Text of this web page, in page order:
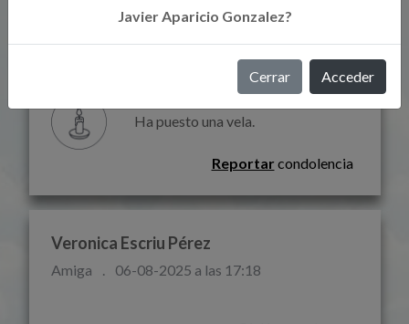
Veronica
Ha puesto una vela.
Reportar condolencia
Veronica Escriu Pérez
Amiga . 06-08-2025 a las 17:18
Javier Aparicio Gonzalez?
Cerrar Acceder